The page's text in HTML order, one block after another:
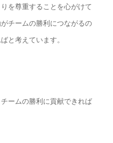
を尊重することを心がけて
チームの勝利につながるの
と考えています。
ームの勝利に貢献できれば